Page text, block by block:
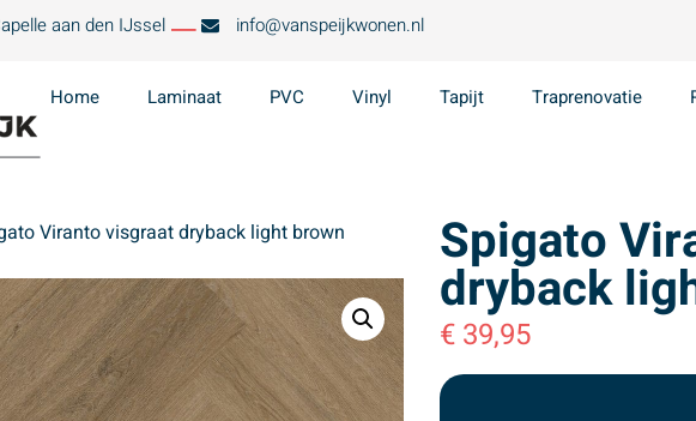
aan den IJssel info@vanspeijkwonen.nl
Home Laminaat PVC Vinyl Tapijt Traprenovatie
Viranto visgraat dryback light brown Spigato
dryback
€ 39,95